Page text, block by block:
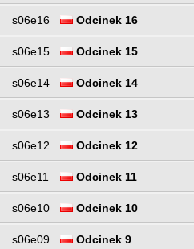
s06e16 Odcinek 16
s06e15 Odcinek 15
s06e14 Odcinek 14
s06e13 Odcinek 13
s06e12 Odcinek 12
s06e11 Odcinek 11
s06e10 Odcinek 10
s06e09 Odcinek 9